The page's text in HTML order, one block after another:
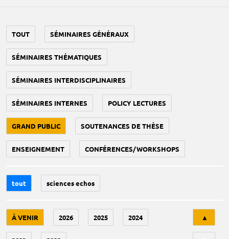
TOUT SÉMINAIRES GÉNÉRAUX
SÉMINAIRES THÉMATIQUES
SÉMINAIRES INTERDISCIPLINAIRES
SÉMINAIRES INTERNES POLICY LECTURES
GRAND PUBLIC SOUTENANCES DE THÈSE
ENSEIGNEMENT CONFÉRENCES/WORKSHOPS
tout sciences echos
À VENIR 2026 2025 2024 ▲